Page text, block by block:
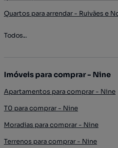
Quartos para arrendar - Ruivães e
Todos...
Imóveis para comprar - Nine
Apartamentos para comprar - Nine
T0 para comprar - Nine
Moradias para comprar - Nine
Terrenos para comprar - Nine